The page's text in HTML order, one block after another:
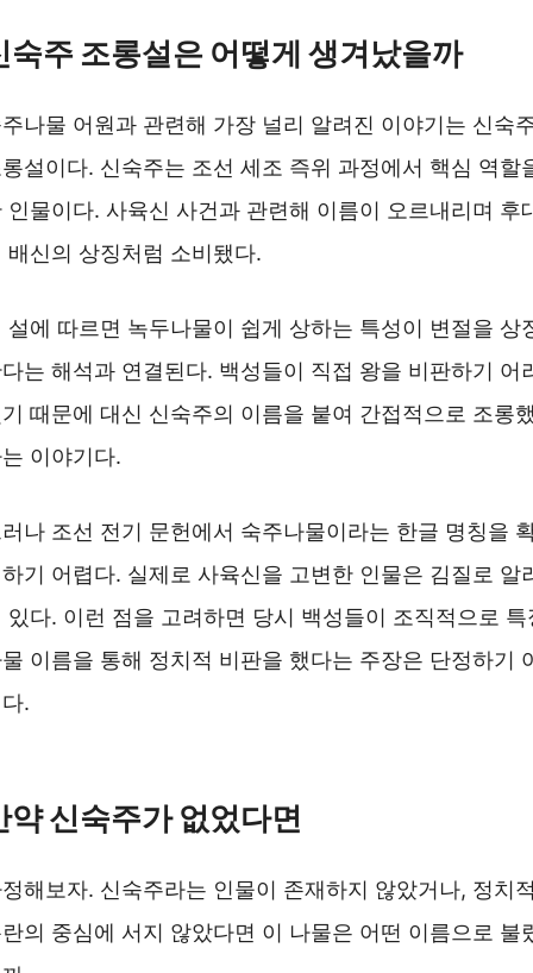
숙주 조롱설은 어떻게 생겨났을까
나물 어원과 관련해 가장 널리 알려진 이야기는 신숙
설이다. 신숙주는 조선 세조 즉위 과정에서 핵심 역할
인물이다. 사육신 사건과 관련해 이름이 오르내리며 후
배신의 상징처럼 소비됐다.
설에 따르면 녹두나물이 쉽게 상하는 특성이 변절을 상
는 해석과 연결된다. 백성들이 직접 왕을 비판하기 어
때문에 대신 신숙주의 이름을 붙여 간접적으로 조롱
이야기다.
나 조선 전기 문헌에서 숙주나물이라는 한글 명칭을
기 어렵다. 실제로 사육신을 고변한 인물은 김질로 알
있다. 이런 점을 고려하면 당시 백성들이 조직적으로 특
이름을 통해 정치적 비판을 했다는 주장은 단정하기
.
약 신숙주가 없었다면
해보자. 신숙주라는 인물이 존재하지 않았거나, 정치
의 중심에 서지 않았다면 이 나물은 어떤 이름으로 불